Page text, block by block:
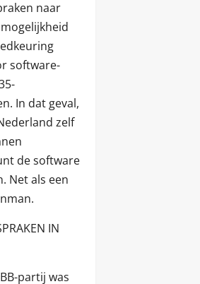
naar
software-
In dat geval,
zelf
de software
Net als een
IN
partij was